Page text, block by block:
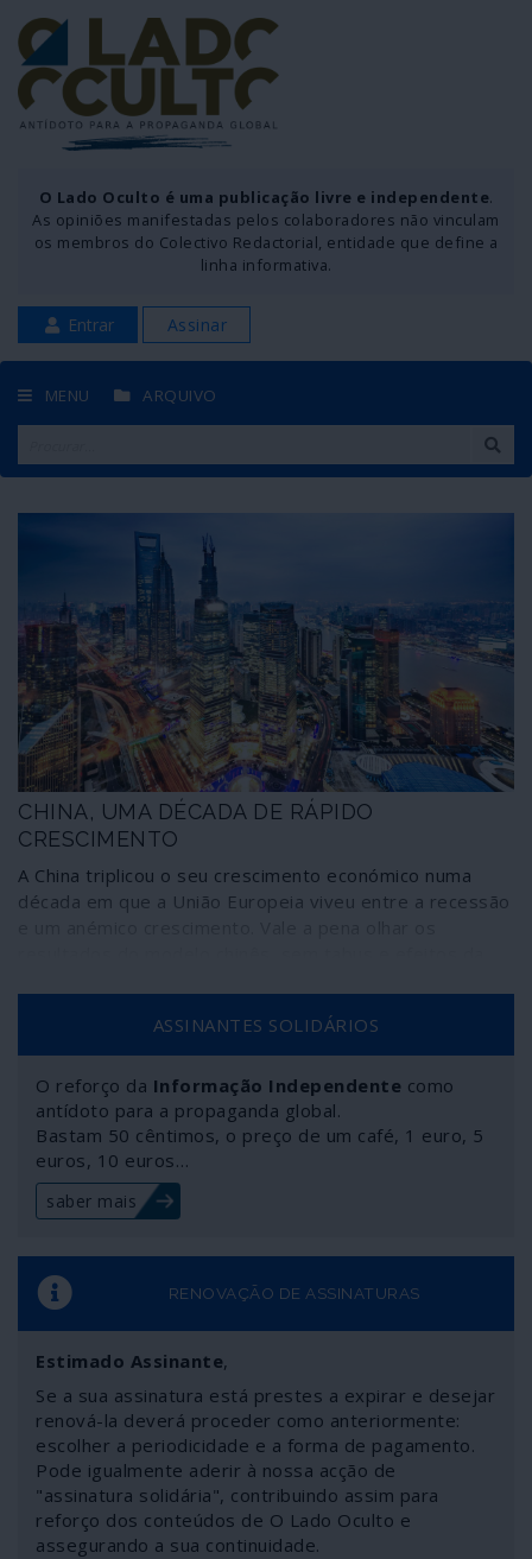
O Lado Oculto é uma publicação livre e independente.
As opiniões manifestadas pelos colaboradores não vinculam
os membros do Colectivo Redactorial, entidade que define a
linha informativa.
Entrar Assinar
MENU ARQUIVO
CHINA, UMA DÉCADA DE RÁPIDO
CRESCIMENTO
A China triplicou o seu crescimento económico numa
década em que a União Europeia viveu entre a recessão
ASSINANTES SOLIDÁRIOS
O reforço da Informação Independente como
antídoto para a propaganda global.
Bastam 50 cêntimos, o preço de um café, 1 euro, 5
euros, 10 euros…
saber mais
RENOVAÇÃO DE ASSINATURAS
Estimado Assinante,
Se a sua assinatura está prestes a expirar e desejar
renová-la deverá proceder como anteriormente:
escolher a periodicidade e a forma de pagamento.
Pode igualmente aderir à nossa acção de
"assinatura solidária", contribuindo assim para
reforço dos conteúdos de O Lado Oculto e
assegurando a sua continuidade.